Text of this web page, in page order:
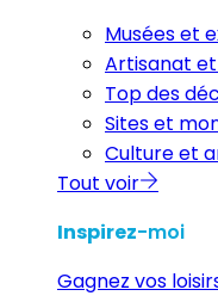
Musées et
Artisanat
Top des
Sites et
Culture et
Tout voir
Inspirez-moi
Gagnez vos